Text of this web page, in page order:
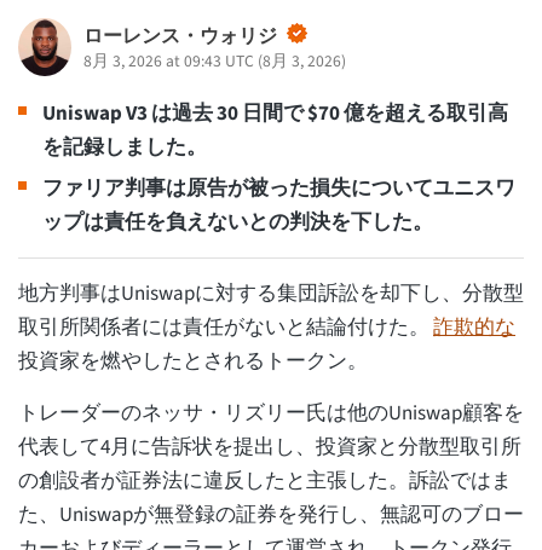
ローレンス・ウォリジ
8月 3, 2026 at 09:43 UTC (8月 3, 2026)
Uniswap V3 は過去 30 日間で $70 億を超える取引高
を記録しました。
ファリア判事は原告が被った損失についてユニスワ
ップは責任を負えないとの判決を下した。
地方判事はUniswapに対する集団訴訟を却下し、分散型
取引所関係者には責任がないと結論付けた。 詐欺的な
投資家を燃やしたとされるトークン。
トレーダーのネッサ・リズリー氏は他のUniswap顧客を
代表して4月に告訴状を提出し、投資家と分散型取引所
の創設者が証券法に違反したと主張した。訴訟ではま
た、Uniswapが無登録の証券を発行し、無認可のブロー